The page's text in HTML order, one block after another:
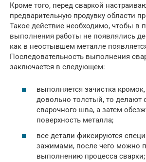
Кроме того, перед сваркой
предварительную продувку области
Такое действие необходимо, чтобы в
выполнения работы не появлялись
как в неостывшем металле
Последовательность выполнения
заключается в следующем:
выполняется зачистка
довольно толстый, то делают
сварочного шва, а затем
поверхность металла;
все детали фиксируются
зажимами, после чего можно
выполнению процесса сварки;